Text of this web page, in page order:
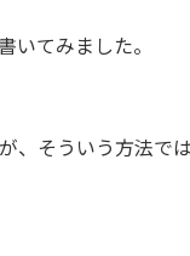
てみました。
、そういう方法では